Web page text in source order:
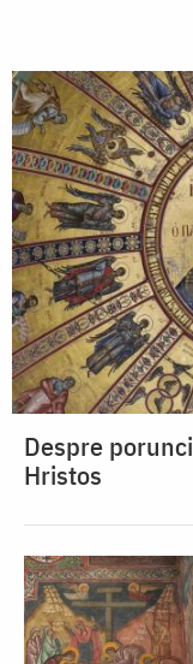
Despre
Hristos